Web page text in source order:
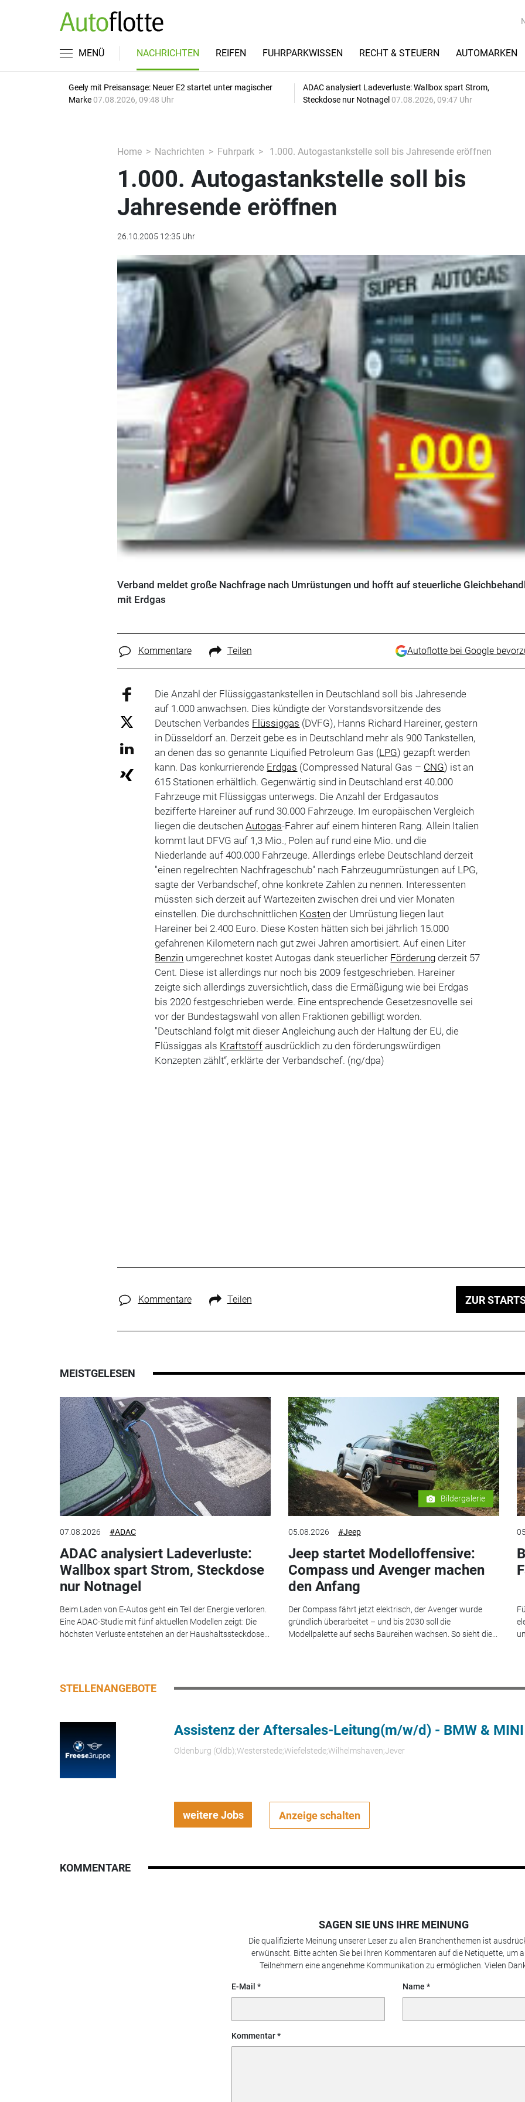
MENÜ NACHRICHTEN REIFEN FUHRPARKWISSEN RECHT & STEUERN AUTOMARKEN
Geely mit Preisansage: Neuer E2 startet unter magischer
Marke 07.08.2026, 09:48 Uhr
ADAC analysiert Ladeverluste: Wallbox spart Strom,
Steckdose nur Notnagel 07.08.2026, 09:47 Uhr
Home Nachrichten Fuhrpark 1.000. Autogastankstelle soll bis Jahresende eröffnen
1.000. Autogastankstelle soll bis
Jahresende eröffnen
26.10.2005 12:35 Uhr
Verband meldet große Nachfrage nach Umrüstungen und hofft auf steuerliche
mit Erdgas
Kommentare Teilen Autoflotte bei Google
Die Anzahl der Flüssiggastankstellen in Deutschland soll bis Jahresende
auf 1.000 anwachsen. Dies kündigte der Vorstandsvorsitzende des
Deutschen Verbandes Flüssiggas (DVFG), Hanns Richard Hareiner, gestern
in Düsseldorf an. Derzeit gebe es in Deutschland mehr als 900 Tankstellen,
an denen das so genannte Liquified Petroleum Gas (LPG) gezapft werden
kann. Das konkurrierende Erdgas (Compressed Natural Gas – CNG) ist an
615 Stationen erhältlich. Gegenwärtig sind in Deutschland erst 40.000
Fahrzeuge mit Flüssiggas unterwegs. Die Anzahl der Erdgasautos
bezifferte Hareiner auf rund 30.000 Fahrzeuge. Im europäischen Vergleich
liegen die deutschenAutogas-Fahrer auf einem hinteren Rang. Allein Italien
kommt laut DFVG auf 1,3 Mio., Polen auf rund eine Mio. und die
Niederlande auf 400.000 Fahrzeuge. Allerdings erlebe Deutschland derzeit
"einen regelrechten Nachfrageschub" nach Fahrzeugumrüstungen auf LPG,
sagte der Verbandschef, ohne konkrete Zahlen zu nennen. Interessenten
müssten sich derzeit auf Wartezeiten zwischen drei und vier Monaten
einstellen. Die durchschnittlichen Kosten der Umrüstung liegen laut
Hareiner bei 2.400 Euro. Diese Kosten hätten sich bei jährlich 15.000
gefahrenen Kilometern nach gut zwei Jahren amortisiert. Auf einen Liter
Benzin umgerechnet kostet Autogas dank steuerlicher Förderung derzeit 57
Cent. Diese ist allerdings nur noch bis 2009 festgeschrieben. Hareiner
zeigte sich allerdings zuversichtlich, dass die Ermäßigung wie bei Erdgas
bis 2020 festgeschrieben werde. Eine entsprechende Gesetzesnovelle sei
vor der Bundestagswahl von allen Fraktionen gebilligt worden.
"Deutschland folgt mit dieser Angleichung auch der Haltung der EU, die
Flüssiggas als Kraftstoff ausdrücklich zu den förderungswürdigen
Konzepten zählt“, erklärte der Verbandschef. (ng/dpa)
Kommentare Teilen ZUR
MEISTGELESEN
07.08.2026 #ADAC
ADAC analysiert Ladeverluste:
Wallbox spart Strom, Steckdose
nur Notnagel
Beim Laden von E-Autos geht ein Teil der Energie verloren.
Eine ADAC-Studie mit fünf aktuellen Modellen zeigt: Die
höchsten Verluste entstehen an der Haushaltssteckdose...
Bildergalerie
05.08.2026 #Jeep
Jeep startet Modelloffensive:
Compass und Avenger machen
den Anfang
Der Compass fährt jetzt elektrisch, der Avenger wurde
gründlich überarbeitet – und bis 2030 soll die
Modellpalette auf sechs Baureihen wachsen. So sieht die...
STELLENANGEBOTE
Assistenz der Aftersales-Leitung(m/w/d) - BMW & MINI
Oldenburg (Oldb);Westerstede;Wiefelstede;Wilhelmshaven;Jever
weitere Jobs Anzeige schalten
KOMMENTARE
SAGEN SIE UNS IHRE MEINUNG
Die qualifizierte Meinung unserer Leser zu allen Branchenthemen ist
erwünscht. Bitte achten Sie bei Ihren Kommentaren auf die Netiquette, um
Teilnehmern eine angenehme Kommunikation zu ermöglichen. Vielen
E-Mail Name
Kommentar